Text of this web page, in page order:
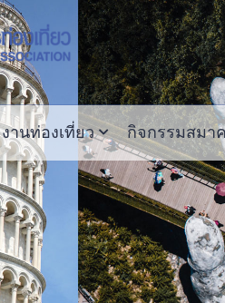
งานท่องเที่ยว กิจกรรมสมา